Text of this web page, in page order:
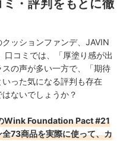
・評判をもとに徹
ッションファンデ、JAVIN
コミでは、「厚塗り感が出
の声が多い一方で、「期待
った気になる評判も存在
ないでしょうか？
Wink Foundation Pact #21
73商品を実際に使って、カ